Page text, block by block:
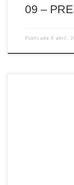
09 –
Publicada 8 abril,